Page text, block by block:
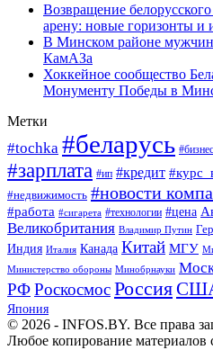
Возвращение
арену: новые горизонты и
В Минском районе
КамАЗа
Хоккейное сообщество
Монументу Победы в
Метки
#tochka #беларусь #бизнес
#зарплата #ип #кредит
#недвижимость #новости
#работа #сигарета #технологии #цена
Великобритания Владимир Путин
Индия Италия Канада Китай МГУ
Министерство обороны Минобрнауки
РФРоскосмосРоссия
Япония
© 2026 - INFOS.BY. Все права
Любое копирование материалов